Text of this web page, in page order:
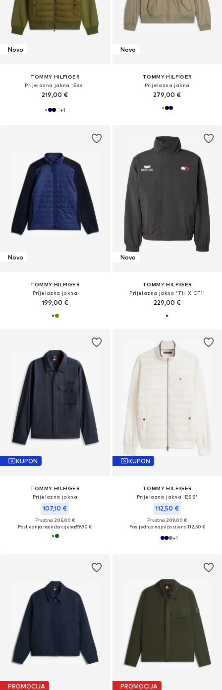
Novo
TOMMY HILFIGER
Prijelazna jakna 'Ess'
219,00 €
+1
Novo
TOMMY HILFIGER
Prijelazna jakna
279,00 €
Novo
TOMMY HILFIGER
Prijelazna jakna
199,00 €
Novo
TOMMY HILFIGER
Prijelazna jakna 'TH X CF1'
229,00 €
KUPON
TOMMY HILFIGER
Prijelazna jakna
107,10 €
Prvotno: 205,00 €
Posljednja najniža cijena:59,90 €
KUPON
TOMMY HILFIGER
Prijelazna jakna 'ESS'
112,50 €
Prvotno: 209,00 €
Posljednja najniža cijena:112,50 €
+1
PROMOCIJA PROMOCIJA